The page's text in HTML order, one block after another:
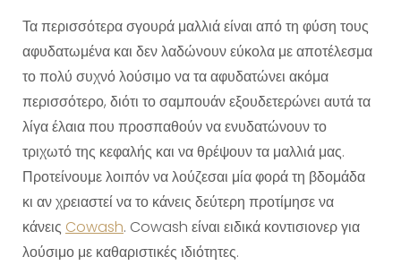
Τα περισσότερα σγουρά μαλλιά είναι από τη φύση τους
αφυδατωμένα και δεν λαδώνουν εύκολα με αποτέλεσμα
το πολύ συχνό λούσιμο να τα αφυδατώνει ακόμα
περισσότερο, διότι το σαμπουάν εξουδετερώνει αυτά τα
λίγα έλαια που προσπαθούν να ενυδατώνουν το
τριχωτό της κεφαλής και να θρέψουν τα μαλλιά μας.
Προτείνουμε λοιπόν να λούζεσαι μία φορά τη βδομάδα
κι αν χρειαστεί να το κάνεις δεύτερη προτίμησε να
κάνεις Cowash. Cowash είναι ειδικά κοντισιονερ για
λούσιμο με καθαριστικές ιδιότητες.